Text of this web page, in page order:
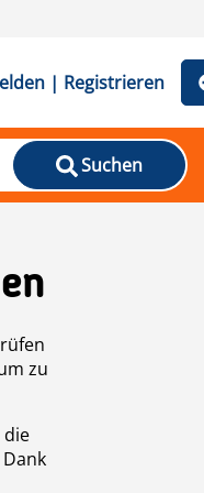
| Registrieren
Suchen
zu
die